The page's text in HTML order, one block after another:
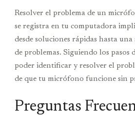
Resolver el problema de un
se registra en tu computadora
desde soluciones rápidas hasta
de problemas. Siguiendo los pasos
poder identificar y resolver el
de que tu micrófono funcione sin
Preguntas